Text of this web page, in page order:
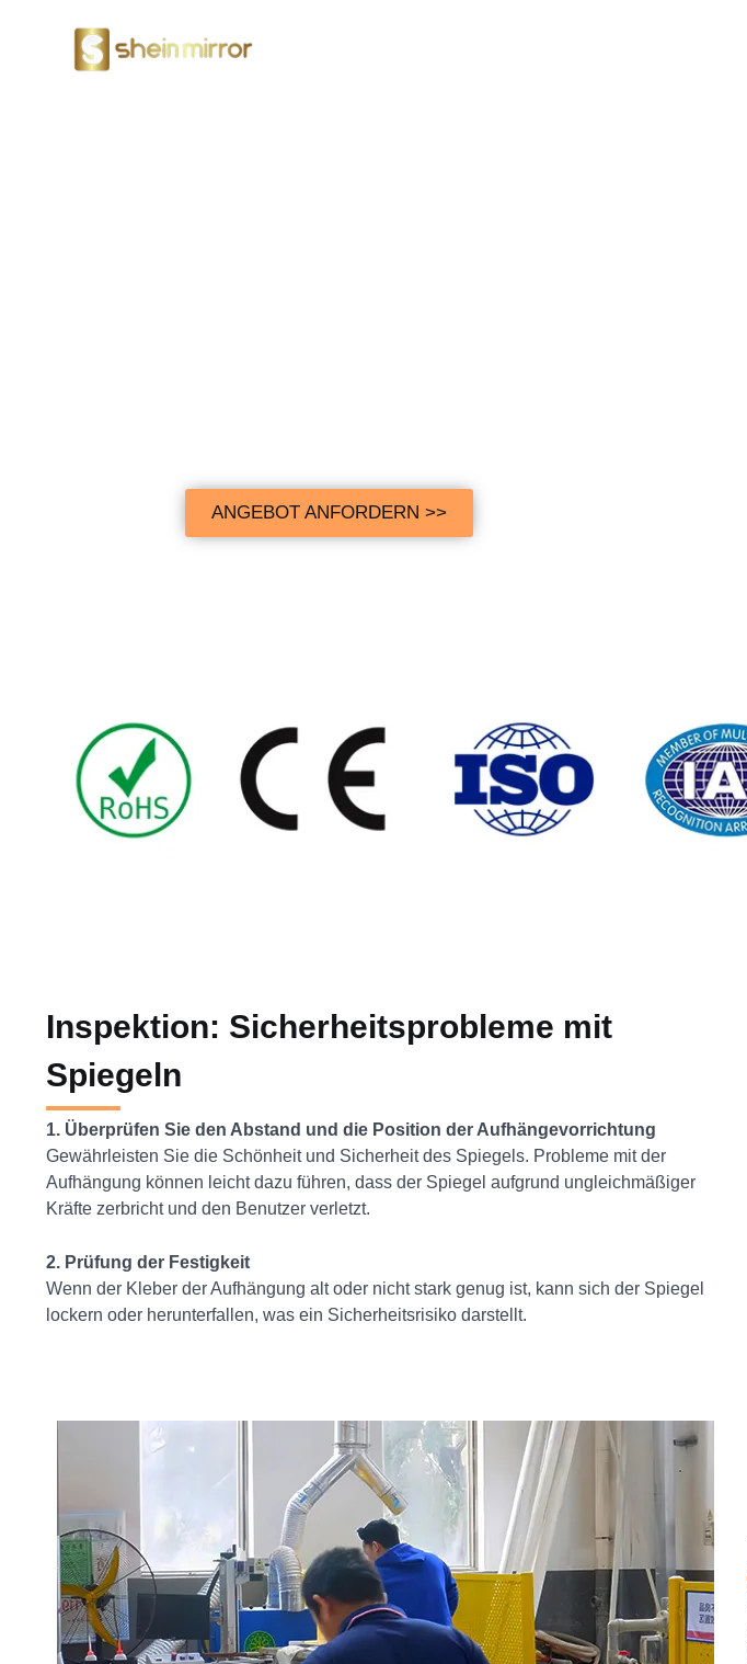
ANGEBOT ANFORDERN >>
Inspektion: Sicherheitsprobleme mit
Spiegeln
1. Überprüfen Sie den Abstand und die Position der Aufhängevorrichtung
Gewährleisten Sie die Schönheit und Sicherheit des Spiegels. Probleme mit der
Aufhängung können leicht dazu führen, dass der Spiegel aufgrund ungleichmäßiger
Kräfte zerbricht und den Benutzer verletzt.
2. Prüfung der Festigkeit
Wenn der Kleber der Aufhängung alt oder nicht stark genug ist, kann sich der Spiegel
lockern oder herunterfallen, was ein Sicherheitsrisiko darstellt.